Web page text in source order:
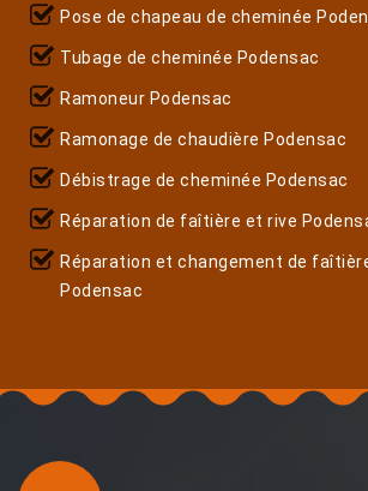
Pose de chapeau de cheminée
Tubage de cheminée Podensac
Ramoneur Podensac
Ramonage de chaudière Podensac
Débistrage de cheminée Podensac
Réparation de faîtière et rive
Réparation et changement de
Podensac